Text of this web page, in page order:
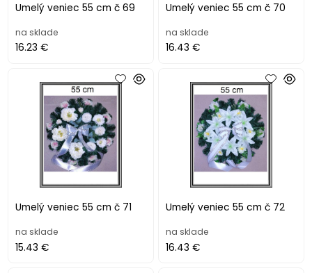
Umelý veniec 55 cm č 69
na sklade
16.23 €
Umelý veniec 55 cm č 70
na sklade
16.43 €
Umelý veniec 55 cm č 71
na sklade
15.43 €
Umelý veniec 55 cm č 72
na sklade
16.43 €